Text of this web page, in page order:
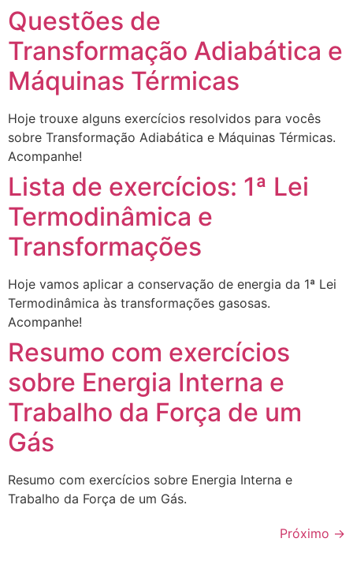
Questões de
Transformação Adiabática e
Máquinas Térmicas
Hoje trouxe alguns exercícios resolvidos para vocês
sobre Transformação Adiabática e Máquinas Térmicas.
Acompanhe!
Lista de exercícios: 1ª Lei
Termodinâmica e
Transformações
Hoje vamos aplicar a conservação de energia da 1ª Lei
Termodinâmica às transformações gasosas.
Acompanhe!
Resumo com exercícios
sobre Energia Interna e
Trabalho da Força de um
Gás
Resumo com exercícios sobre Energia Interna e
Trabalho da Força de um Gás.
Próximo →